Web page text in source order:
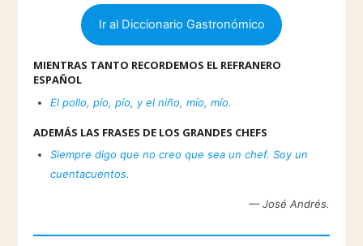
Ir al Diccionario Gastronómico
MIENTRAS TANTO RECORDEMOS EL REFRANERO
ESPAÑOL
El pollo, pío, pío, y el niño, mío, mío.
ADEMÁS LAS FRASES DE LOS GRANDES CHEFS
Siempre digo que no creo que sea un chef. Soy un
cuentacuentos.
— José Andrés.